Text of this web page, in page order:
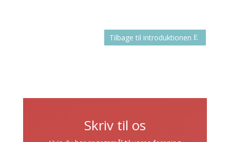
Tilbage til introduktionen
Skriv til os